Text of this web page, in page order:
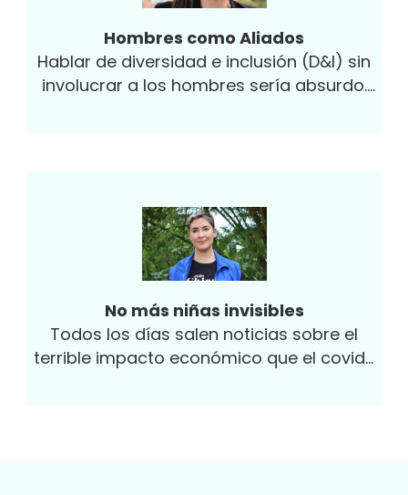
Hombres como Aliados
Hablar de diversidad e inclusión (D&I) sin
involucrar a los hombres sería absurdo.
No más niñas invisibles
Todos los días salen noticias sobre el
terrible impacto económico que el covid-